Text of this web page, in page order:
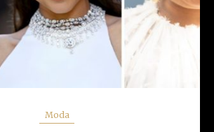
Moda